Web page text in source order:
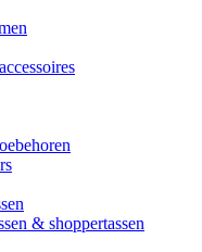
& shoppertassen